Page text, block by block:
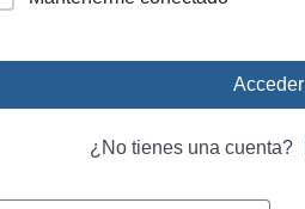
Acceder
¿No tienes una cuenta?